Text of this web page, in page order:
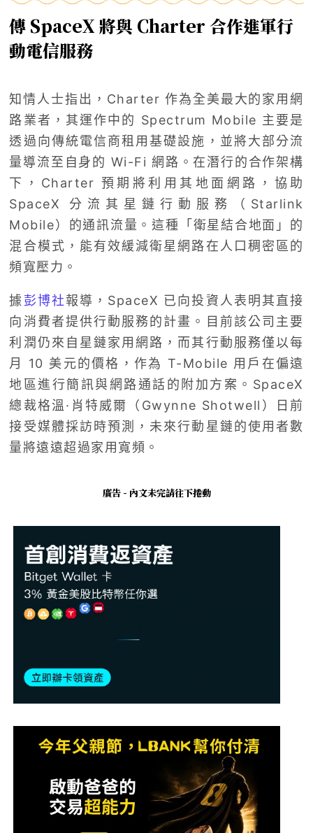
傳 SpaceX 將與 Charter 合作進軍行
動電信服務
知情人士指出，Charter 作為全美最大的家用網
路業者，其運作中的 Spectrum Mobile 主要是
透過向傳統電信商租用基礎設施，並將大部分流
量導流至自身的 Wi-Fi 網路。在潛行的合作架構
下，Charter 預期將利用其地面網路，協助
SpaceX 分流其星鏈行動服務（Starlink
Mobile）的通訊流量。這種「衛星結合地面」的
混合模式，能有效緩減衛星網路在人口稠密區的
頻寬壓力。
據 彭博社報導，SpaceX 已向投資人表明其直接
向消費者提供行動服務的計畫。目前該公司主要
利潤仍來自星鏈家用網路，而其行動服務僅以每
月 10 美元的價格，作為 T-Mobile 用戶在偏遠
地區進行簡訊與網路通話的附加方案。SpaceX
總裁格溫·肖特威爾（Gwynne Shotwell）日前
接受媒體採訪時預測，未來行動星鏈的使用者數
量將遠遠超過家用寬頻。
廣告 - 內文未完請往下捲動